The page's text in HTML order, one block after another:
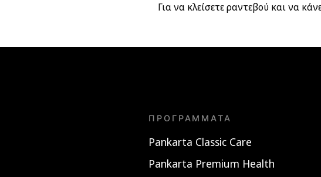
Για να κλείσετε ραντεβού και να
ΠΡΟΓΡΆΜΜΑΤΑ
Pankarta Classic Care
Pankarta Premium Health